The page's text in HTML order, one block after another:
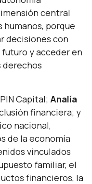
central
porque
decisiones con
y acceder en
derechos
Capital; Analía
financiera; y
nacional,
de la economía
vinculados
familiar, el
financieros, la